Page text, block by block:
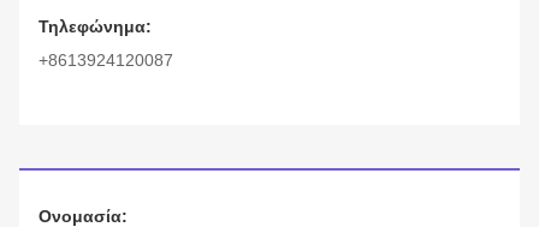
Τηλεφώνημα:
+8613924120087
Ονομασία: